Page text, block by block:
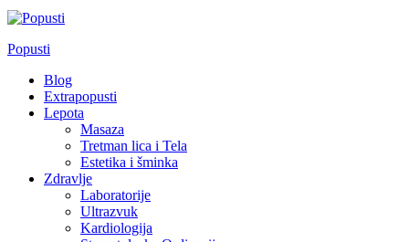
Popusti
Blog
Extrapopusti
Lepota
Masaza
Tretman lica i Tela
Estetika i šminka
Zdravlje
Laboratorije
Ultrazvuk
Kardiologija